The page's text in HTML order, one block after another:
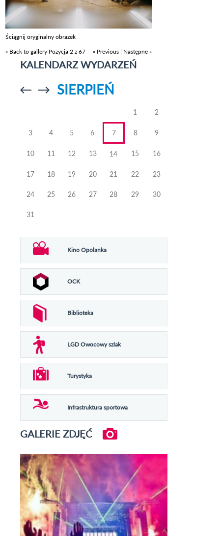
Ściągnij oryginalny obrazek
« Back to gallery Pozycja 2 z 67 « Previous | Następne »
KALENDARZ WYDARZEŃ
Przejdź doPrzejdź do
SIERPIEŃ
1 2
3 4 5 6 7 8 9
10 11 12 13 14 15 16
17 18 19 20 21 22 23
24 25 26 27 28 29 30
31
Kino Opolanka
OCK
Biblioteka
LGD Owocowy szlak
Turystyka
Infrastruktura sportowa
GALERIE ZDJĘĆ